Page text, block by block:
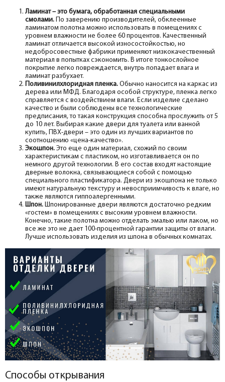
Ламинат – это бумага, обработанная специальными
смолами. По заверению производителей, обклеенные
ламинатом полотна можно использовать в помещениях с
уровнем влажности не более 60 процентов. Качественный
ламинат отличается высокой износостойкостью, но
недобросовестные фабрики применяют низкокачественный
материал в попытках сэкономить. В итоге тонкослойное
покрытие легко повреждается, внутрь попадает влага и
ламинат разбухает.
Поливинилхлоридная пленка. Обычно наносится на каркас из
дерева или МФД. Благодаря особой структуре, пленка легко
справляется с воздействием влаги. Если изделие сделано
качество и были соблюдены все технологические
предписания, то такая конструкция способна прослужить от 5
до 10 лет. Выбирая какие двери для туалета или ванной
купить, ПВХ-двери – это один из лучших вариантов по
соотношению «цена-качество».
Экошпон. Это еще один материал, схожий по своим
характеристикам с пластиком, но изготавливается он по
немного другой технологии. В его состав входят настоящие
дверные волокна, связывающиеся собой с помощью
специального пластификатора. Двери из экошпона не только
имеют натуральную текстуру и невосприимчивость к влаге, но
также являются гиппоалергенными.
Шпон. Шпонированные двери являются достаточно редким
«гостем» в помещениях с высоким уровнем влажности.
Конечно, такие полотна можно отделать эмалью или лаком, но
все же это не дает 100-процентной гарантии защиты от влаги.
Лучше использовать изделия из шпона в обычных комнатах.
Способы открывания